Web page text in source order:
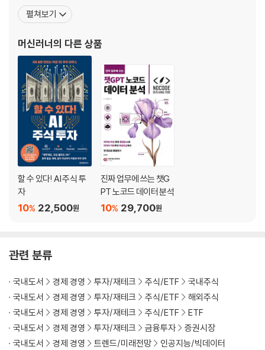
10장. 생성형 AI 다음은 에이전트 AI
활용 | AI는 실행하고 나는 감독한다
부록 _ 투자 고수들이 사용하는 황금 프롬프트 15선
주석
『제미나이 주식투자』
1장 AI 투자 입문: 이제 주식도 AI에게 물어보세요!
1. 첫 단추가 중요해요! 제미나이와 인사하기
잠깐만요 ? 화면이 조금 바뀌어도 당황하지 마세요!
잠깐만요 ? 주식 투자 우상향 프롬프트, 이렇게 활용하세요.
잠깐만요 ? 최종 책임은 본인의 몫
1. 내 비서, 스펙이 궁금해? 제미나이 깊이 알기
2. 제미나이에게 전문가의 영혼 불어넣기: 페르소나 설정의 마법
잠깐만요 ? 가독성을 높여주는 표현 제거법
3. 프롬프트가 수익을 결정한다? 제미나이가 감동하는 대화의 기술
4. 클릭 한 번으로 전문가 호출! 나만의 전담 비서팀 구축하기
5. 그대로 복사해서 쓰세요! 수익으로 가는 마법의 프롬프트 템플릿
을 투자로 확장했고, 그 과정에서 주식 데이터 수집·분석 도구인 ‘EA
M-system’을 개발했다. 투자 관련 데이터와 최신 AI 트렌드, 투자
드한다.
펼쳐보기
머신러너의 다른 상품
할 수 있다! AI 주식 투
자
22,500원
10%
진짜 업무에 쓰는 챗G
PT 노코드 데이터 분석
29,700원
10%
관련 분류
국내도서 경제 경영 투자/재테크 주식/ETF
국내주식
국내도서
경제 경영 투자/재테크 주식/ETF
해외주식
국내도서
경제 경영 투자/재테크 주식/ETF
ETF
국내도서
경제 경영 투자/재테크 금융투자
증권시장
국내도서
경제 경영 트렌드/미래전망 인공지능/빅데이터